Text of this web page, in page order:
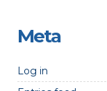
Meta
Log in